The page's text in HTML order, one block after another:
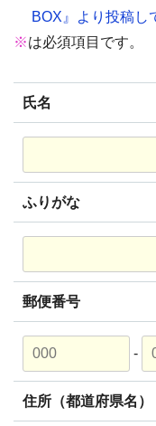
BOX』より投稿し
※は必須項目です。
氏名
ふりがな
郵便番号
-
住所（都道府県名）